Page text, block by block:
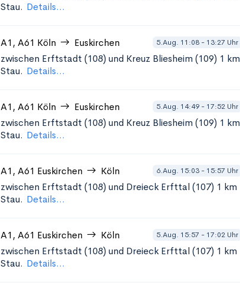
Stau. Details...
A1, A61 Köln Euskirchen 5.Aug. 11:08 - 13:27 Uhr
zwischen Erftstadt (108) und Kreuz Bliesheim (109) 1 km
Stau. Details...
A1, A61 Köln Euskirchen 5.Aug. 14:49 - 17:52 Uhr
zwischen Erftstadt (108) und Kreuz Bliesheim (109) 1 km
Stau. Details...
A1, A61 Euskirchen Köln 6.Aug. 15:03 - 15:57 Uhr
zwischen Erftstadt (108) und Dreieck Erfttal (107) 1 km
Stau. Details...
A1, A61 Euskirchen Köln 5.Aug. 15:57 - 17:02 Uhr
zwischen Erftstadt (108) und Dreieck Erfttal (107) 1 km
Stau. Details...